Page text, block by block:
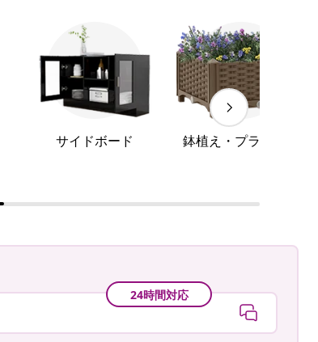
サイドボード 鉢植え・プランター
24時間対応